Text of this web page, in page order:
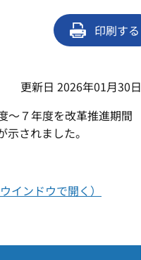
印刷する
更新日 2026年01月30日
～７年度を改革推進期間
されました。
インドウで開く）